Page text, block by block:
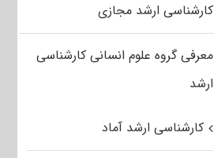
کارشناسی ارشد مجازی
معرفی گروه علوم انسانی کارشناسی
ارشد
کارشناسی ارشد آماد